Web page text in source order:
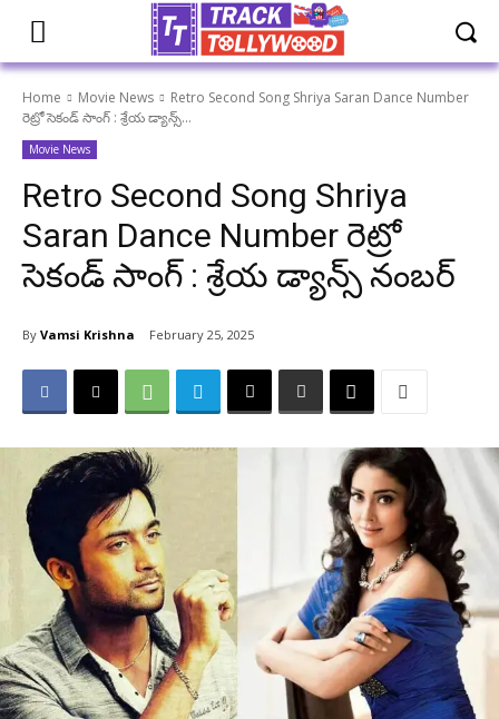
Home Movie News
Retro Second Song Shriya Saran Dance Number
రెట్రో సెకండ్ సాంగ్ : శ్రేయ డ్యాన్స్...
Movie News
Retro Second Song Shriya
Saran Dance Number రెట్రో
సెకండ్ సాంగ్ : శ్రేయ డ్యాన్స్ నంబర్
By Vamsi Krishna February 25, 2025